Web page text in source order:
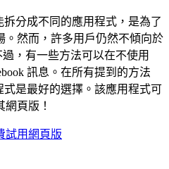
拆分成不同的應用程式，是為了
。然而，許多用戶仍然不傾向於
過，有一些方法可以在不使用
訊息。在所有提到的方法
是最好的選擇。該應用程式可
頁版！
試用網頁版